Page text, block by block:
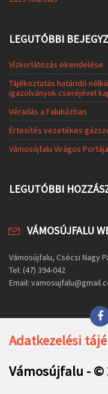
LEGUTÓBBI
Vízkorlátozás elrendelése
Tájékoztatás határidő
igazolványok cseréjével
Véradás a Faluházban
Értesítés vezetékes
Vámosújfalu Virágos
LEGUTÓBBI
VÁMOSÚJFALU
Vámosújfalu, Csécsi Nagy
Tel: (47) 394-042
Email:
Adatkezelési
Vámosújfalu - ©